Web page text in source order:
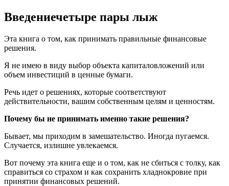
Введениечетыре пары лыж
Эта книга о том, как принимать правильные финансовые
решения.
Я не имею в виду выбор объекта капиталовложений или
объем инвестиций в ценные бумаги.
Речь идет о решениях, которые соответствуют
действительности, вашим собственным целям и ценностям.
Почему бы не принимать именно такие решения?
Бывает, мы приходим в замешательство. Иногда пугаемся.
Случается, излишне увлекаемся.
Вот почему эта книга еще и о том, как не сбиться с толку, как
справиться со страхом и как сохранить хладнокровие при
принятии финансовых решений.